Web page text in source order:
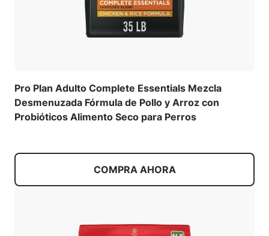
Pro Plan Adulto Complete Essentials Mezcla
Desmenuzada Fórmula de Pollo y Arroz con
Probióticos Alimento Seco para Perros
COMPRA AHORA